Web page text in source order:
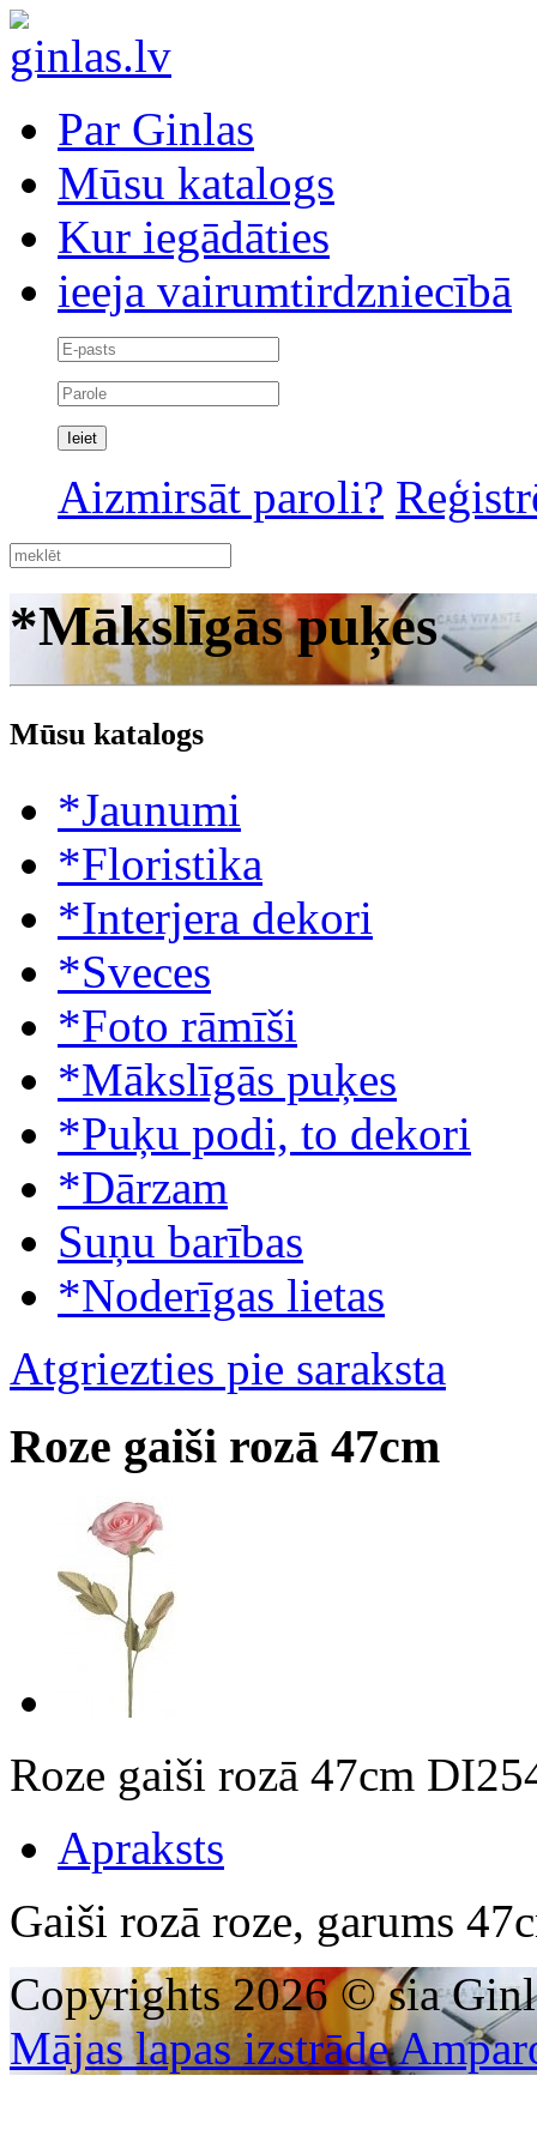
Par Ginlas
Mūsu katalogs
Kur iegādāties
ieeja vairumtirdzniecībā
Aizmirsāt paroli?
*Mākslīgās puķes
Mūsu katalogs
*Jaunumi
*Floristika
*Interjera dekori
*Sveces
*Foto rāmīši
*Mākslīgās puķes
*Puķu podi, to dekori
*Dārzam
Suņu barības
*Noderīgas lietas
Atgriezties pie saraksta
Roze gaiši rozā 47cm
Roze gaiši rozā 47cm
Apraksts
Gaiši rozā roze, garums
Copyrights 2026 © sia
Mājas lapas izstrāde